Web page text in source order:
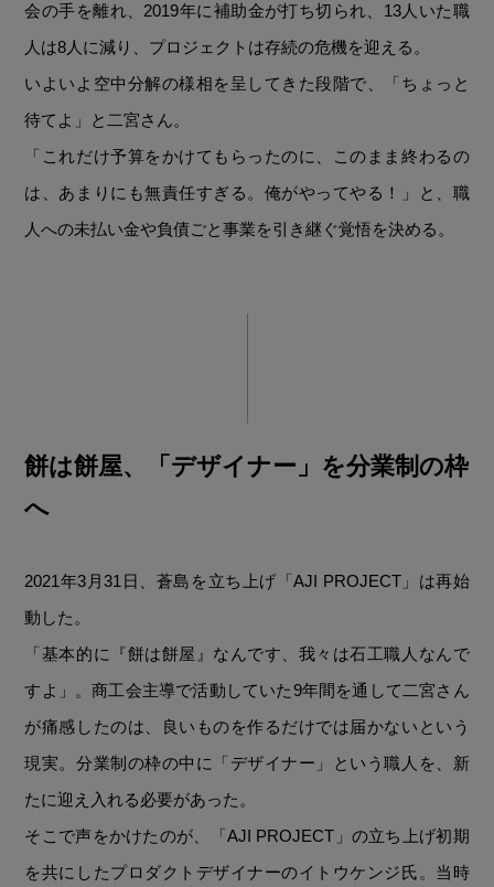
会の手を離れ、2019年に補助金が打ち切られ、13人いた職
人は8人に減り、プロジェクトは存続の危機を迎える。
いよいよ空中分解の様相を呈してきた段階で、「ちょっと
待てよ」と二宮さん。
「これだけ予算をかけてもらったのに、このまま終わるの
は、あまりにも無責任すぎる。俺がやってやる！」と、職
人への未払い金や負債ごと事業を引き継ぐ覚悟を決める。
餅は餅屋、「デザイナー」を分業制の枠
へ
2021年3月31日、蒼島を立ち上げ「AJI PROJECT」は再始
動した。
「基本的に『餅は餅屋』なんです、我々は石工職人なんで
すよ」。商工会主導で活動していた9年間を通して二宮さん
が痛感したのは、良いものを作るだけでは届かないという
現実。分業制の枠の中に「デザイナー」という職人を、新
たに迎え入れる必要があった。
そこで声をかけたのが、「AJI PROJECT」の立ち上げ初期
を共にしたプロダクトデザイナーのイトウケンジ氏。当時